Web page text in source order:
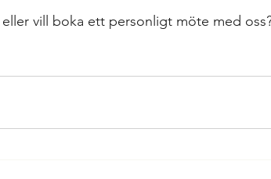
vill boka ett personligt möte med